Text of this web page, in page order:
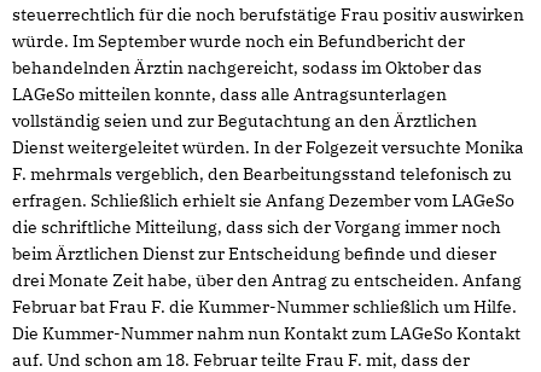
steuerrechtlich für die noch berufstätige Frau positiv auswirken
würde. Im September wurde noch ein Befundbericht der
behandelnden Ärztin nachgereicht, sodass im Oktober das
LAGeSo mitteilen konnte, dass alle Antragsunterlagen
vollständig seien und zur Begutachtung an den Ärztlichen
Dienst weitergeleitet würden. In der Folgezeit versuchte Monika
F. mehrmals vergeblich, den Bearbeitungsstand telefonisch zu
erfragen. Schließlich erhielt sie Anfang Dezember vom LAGeSo
die schriftliche Mitteilung, dass sich der Vorgang immer noch
beim Ärztlichen Dienst zur Entscheidung befinde und dieser
drei Monate Zeit habe, über den Antrag zu entscheiden. Anfang
Februar bat Frau F. die Kummer-Nummer schließlich um Hilfe.
Die Kummer-Nummer nahm nun Kontakt zum LAGeSo Kontakt
auf. Und schon am 18. Februar teilte Frau F. mit, dass der